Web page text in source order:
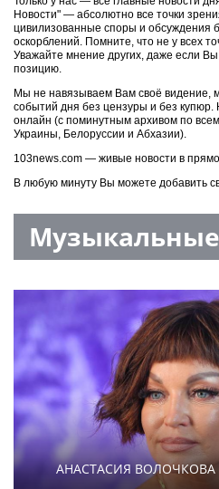
Новости" — абсолютно все точки
цивилизованные споры и обсуждения
оскорблений. Помните, что не у всех
Уважайте мнение других, даже если
позицию.
Мы не навязываем Вам своё видение,
событий дня без цензуры и без купюр.
онлайн (с поминутным архивом по
Украины, Белоруссии и Абхазии).
103news.com — живые новости в
В любую минуту Вы можете добавить
АНАСТАСИЯ ВОЛОЧКОВА